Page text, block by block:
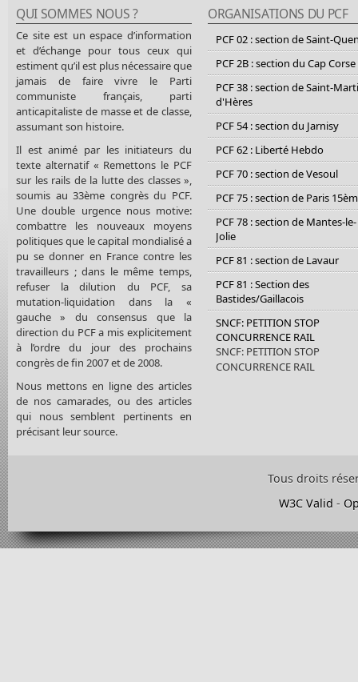
QUI SOMMES NOUS ?
Ce site est un espace d’information
et d’échange pour tous ceux qui
estiment qu’il est plus nécessaire que
jamais de faire vivre le Parti
communiste français, parti
anticapitaliste de masse et de classe,
assumant son histoire.
Il est animé par les initiateurs du
texte alternatif « Remettons le PCF
sur les rails de la lutte des classes »,
soumis au 33ème congrès du PCF.
Une double urgence nous motive:
combattre les nouveaux moyens
politiques que le capital mondialisé a
pu se donner en France contre les
travailleurs ; dans le même temps,
refuser la dilution du PCF, sa
mutation-liquidation dans la «
gauche » du consensus que la
direction du PCF a mis explicitement
à l’ordre du jour des prochains
congrès de fin 2007 et de 2008.
Nous mettons en ligne des articles
de nos camarades, ou des articles
qui nous semblent pertinents en
précisant leur source.
ORGANISATIONS DU PCF
PCF 02 : section de Saint-
PCF 2B : section du Cap Corse
PCF 38 : section de Saint-
d'Hères
PCF 54 : section du Jarnisy
PCF 62 : Liberté Hebdo
PCF 70 : section de Vesoul
PCF 75 : section de Paris
PCF 78 : section de Mantes-le-
Jolie
PCF 81 : section de Lavaur
PCF 81 : Section des
Bastides/Gaillacois
SNCF: PETITION STOP
CONCURRENCE RAIL
SNCF: PETITION STOP
CONCURRENCE RAIL
Tous droits
W3C Valid -